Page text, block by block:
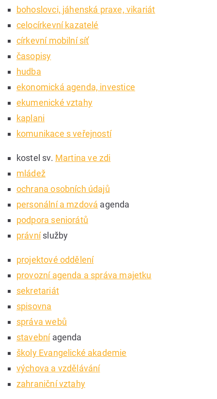
bohoslovci, jáhenská praxe, vikariát
celocírkevní kazatelé
církevní mobilní síť
časopisy
hudba
ekonomická agenda, investice
ekumenické vztahy
kaplani
komunikace s veřejností
kostel sv. Martina ve zdi
mládež
ochrana osobních údajů
personální a mzdová agenda
podpora seniorátů
právníslužby
projektové oddělení
provozní agenda a správa majetku
sekretariát
spisovna
správa webů
stavebníagenda
školy Evangelické akademie
výchova a vzdělávání
zahraniční vztahy